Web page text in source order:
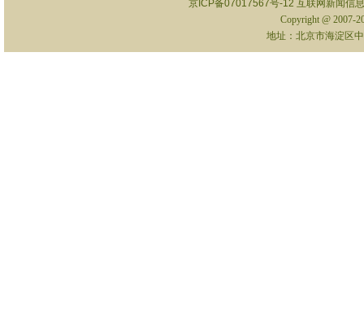
京ICP备07017567号-12 互联网新闻信
Copyright @ 2007-
地址：北京市海淀区